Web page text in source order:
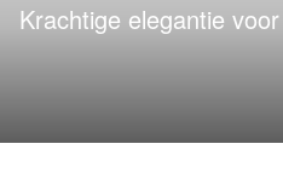
Krachtige elegantie